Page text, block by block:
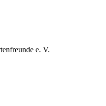
e. V.